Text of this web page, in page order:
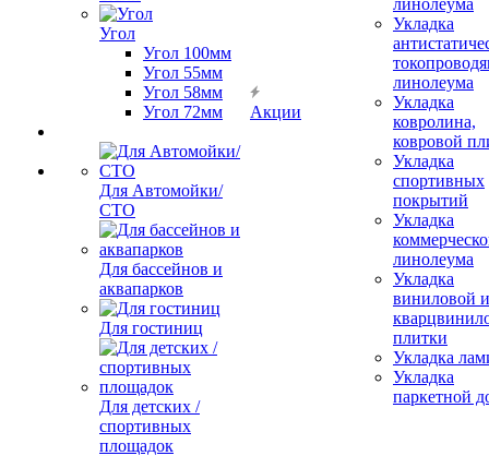
Угол
Угол 100мм
Угол 55мм
Угол 58мм
Угол 72мм
Для Автомойки/
СТО
Для бассейнов и
аквапарков
Для гостиниц
Для детских /
спортивных
площадок
Акции
Укладка
линолеума
Укладка
ковролина,
ковровой
Укладка
спортивных
покрытий
Укладка
линолеума
Укладка
виниловой и
плитки
Укладка
Укладка
паркетной